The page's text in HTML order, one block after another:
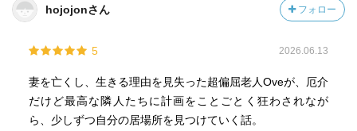
hojojonさん フォロー
5 2026.06.13
妻を亡くし、生きる理由を見失った超偏屈老人Oveが、厄介
だけど最高な隣人たちに計画をことごとく狂わされなが
ら、少しずつ自分の居場所を見つけていく話。